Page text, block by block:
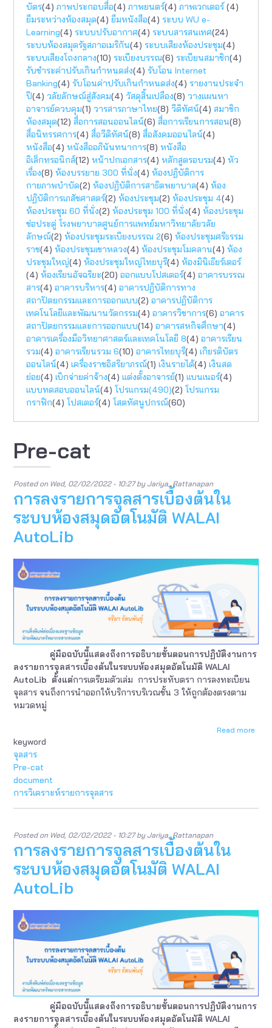
บัตร(4) ภาพประกอบสื่อ(4) ภาพยนตร์(4) ภาพเวกเตอร์(4)
ยืมระหว่างห้องสมุด(4) ยืมหนังสือ(4) ระบบ WU e-
Learning(4) ระบบปรับอากาศ(4) ระบบสารสนเทศ(24)
ระบบห้องสมุดรัฐสภาอเมริกัน(4) ระบบเสียงห้องประชุม(4)
ระบบเสียงโถงกลาง(10) ระเบียงบรรณ(6) ระเบียนสมาชิก(4)
รับชำระค่าปรับเกินกำหนดส่ง(4) รับโอน Internet
Banking(4) รับโอนค่าปรับเกินกำหนดส่ง(4) รายงานประจำ
ปี(4) วลัยลักษณ์สู่สังคม(4) วัสดุสิ้นเปลือง(8) วางแผนหา
อาจารย์ควบคุม(1) วารสารภาษาไทย(8) วีดิทัศน์(4) สมาชิก
ห้องสมุด(12) สื่อการสอนออนไลน์(6) สื่อการเรียนการสอน(8)
สื่อนิทรรศการ(4) สื่อวีดิทัศน์(8) สื่อสังคมออนไลน์(4)
หนังสือ(4) หนังสืออภินันทนาการ(8) หนังสือ
อิเล็กทรอนิกส์(12) หน้าปกเอกสาร(4) หลักสูตรอบรม(4) หัว
เรื่อง(8) ห้องบรรยาย 300 ที่นั่ง(4) ห้องปฏิบัติการ
กายภาพบำบัด(2) ห้องปฏิบัติการสาธิตพยาบาล(4) ห้อง
ปฏิบัติการเภสัชศาสตร์(2) ห้องประชุม(2) ห้องประชุม 4(4)
ห้องประชุม 60 ที่นั่ง(2) ห้องประชุม 100 ที่นั่ง(4) ห้องประชุม
ช่อประดู่ โรงพยาบาลศูนย์การแพทย์มหาวิทยาลัยวลัย
ลักษณ์(2) ห้องประชุมระเบียงบรรณ 2(6) ห้องประชุมศรีธรรม
ราช(4) ห้องประชุมเขาหลวง(4) ห้องประชุมโมคลาน(4) ห้อง
ประชุมใหญ่(4) ห้องประชุมใหญ่ไทยบุรี(4) ห้องมินิเธียร์เตอร์
(4) ห้องเรียนอัจฉริยะ(20) ออกแบบโปสเตอร์(4) อาคารบรรณ
สาร(4) อาคารบริหาร(4) อาคารปฏิบัติการทาง
สถาปัตยกรรมเเละการออกแบบ(2) อาคารปฏิบัติการ
เทคโนโลยีและพัฒนานวัตกรรม(4) อาคารวิชาการ(6) อาคาร
สถาปัตยกรรมและการออกแบบ(14) อาคารสหกิจศึกษา(4)
อาคารเครื่องมือวิทยาศาสตร์และเทคโนโลยี 8(4) อาคารเรียน
รวม(4) อาคารเรียนรวม 6(10) อาคารไทยบุรี(4) เกียรติบัตร
ออนไลน์(4) เครื่องราชอิสริยาภรณ์(1) เงินรายได้(4) เงินสด
ย่อย(4) เบิกจ่ายค่าจ้าง(4) แต่งตั้งอาจารย์(1) แบนเนอร์(4)
แบบทดสอบออนไลน์(4) โปรแกรม(490)(2) โปรแกรม
กราฟิก(4) โปสเตอร์(4) โสตทัศนูปกรณ์(60)
Pre-cat
Posted on Wed, 02/02/2022 - 10:27by Jariya_Rattanapan
การลงรายการจุลสารเบื้องต้นใน
ระบบห้องสมุดอัตโนมัติ WALAI
AutoLib
คู่มือฉบับนี้แสดงถึงการอธิบายขั้นตอนการปฏิบัติงานการ
ลงรายการจุลสารเบื้องต้นในระบบห้องสมุดอัตโนมัติ WALAI
AutoLib ตั้งแต่การเตรียมตัวเล่ม การประทับตรา การลงทะเบียน
จุลสาร จนถึงการนำออกให้บริการบริเวณชั้น 3 ให้ถูกต้องตรงตาม
หมวดหมู่
Read more
ใน
keyword
จุลสาร
Pre-cat
document
การวิเคราะห์รายการจุลสาร
Posted on Wed, 02/02/2022 - 10:27by Jariya_Rattanapan
การลงรายการจุลสารเบื้องต้นใน
ระบบห้องสมุดอัตโนมัติ WALAI
AutoLib
คู่มือฉบับนี้แสดงถึงการอธิบายขั้นตอนการปฏิบัติงานการ
ลงรายการจุลสารเบื้องต้นในระบบห้องสมุดอัตโนมัติ WALAI